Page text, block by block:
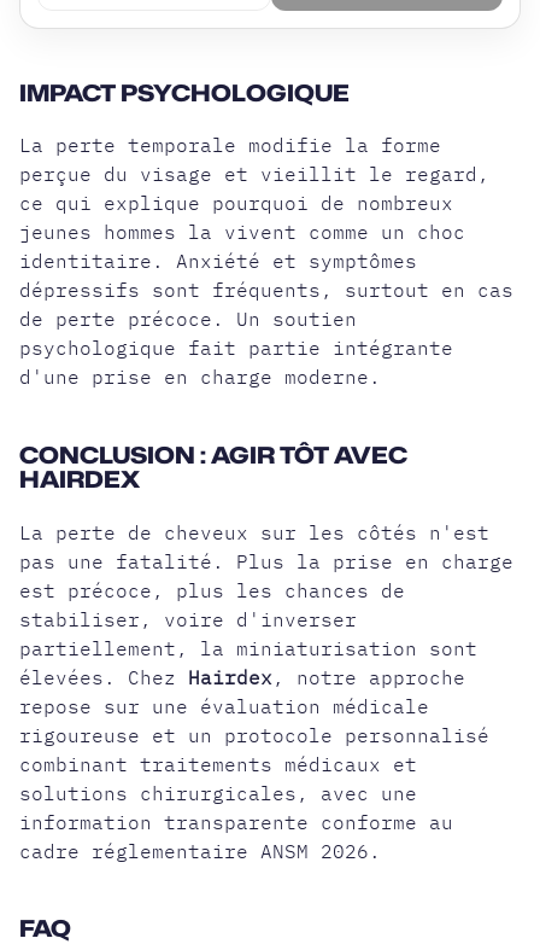
IMPACT PSYCHOLOGIQUE
La perte temporale modifie la forme
perçue du visage et vieillit le regard,
ce qui explique pourquoi de nombreux
jeunes hommes la vivent comme un choc
identitaire. Anxiété et symptômes
dépressifs sont fréquents, surtout en cas
de perte précoce. Un soutien
psychologique fait partie intégrante
d'une prise en charge moderne.
CONCLUSION : AGIR TÔT AVEC
HAIRDEX
La perte de cheveux sur les côtés n'est
pas une fatalité. Plus la prise en charge
est précoce, plus les chances de
stabiliser, voire d'inverser
partiellement, la miniaturisation sont
élevées. Chez Hairdex , notre approche
repose sur une évaluation médicale
rigoureuse et un protocole personnalisé
combinant traitements médicaux et
solutions chirurgicales, avec une
information transparente conforme au
cadre réglementaire ANSM 2026.
FAQ